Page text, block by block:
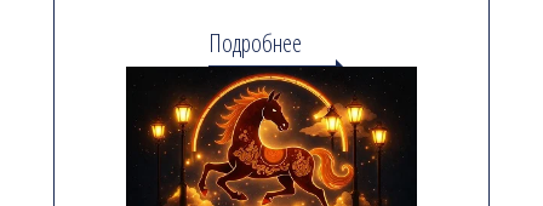
Подробнее